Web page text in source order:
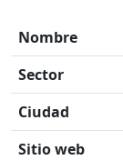
Nombre
Sector
Ciudad
Sitio web